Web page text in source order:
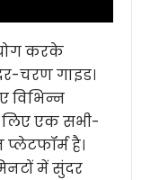
करके
चरण गाइड।
विभिन्न
एक सभी-
है।
में सुंदर